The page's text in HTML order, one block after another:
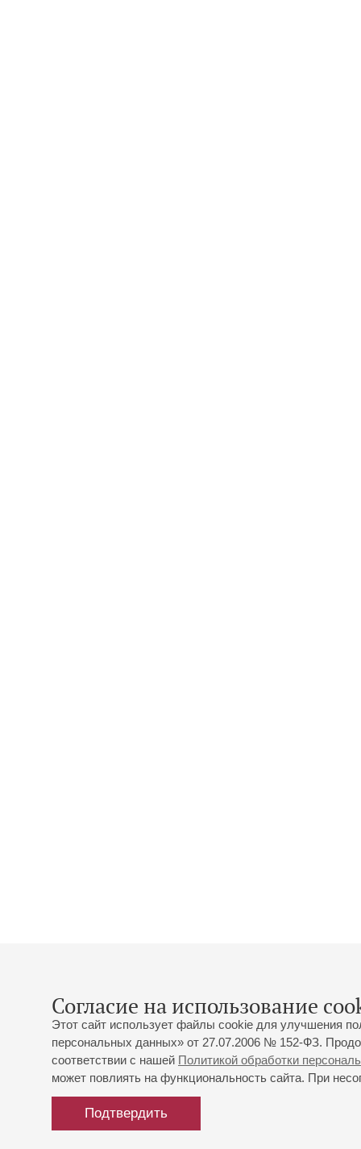
Согласие на использование
Этот сайт использует файлы cookie для улучшения
персональных данных» от 27.07.2006 № 152-ФЗ.
соответствии с нашей Политикой обработки
может повлиять на функциональность сайта. При
Подтвердить